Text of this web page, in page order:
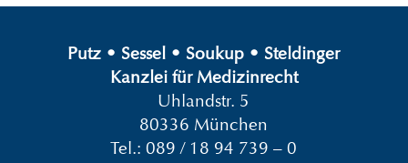
Putz • Sessel • Soukup • Steldinger
Kanzlei für Medizinrecht
Uhlandstr. 5
80336 München
Tel.:089 / 18 94 739 – 0